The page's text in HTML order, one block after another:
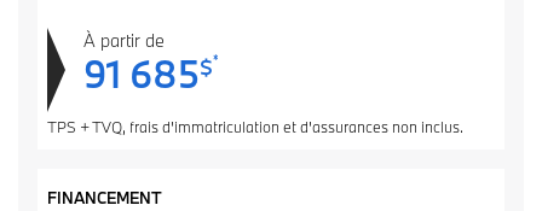
À partir de
91 685$*
TPS + TVQ, frais d'immatriculation et d'assurances non inclus.
FINANCEMENT